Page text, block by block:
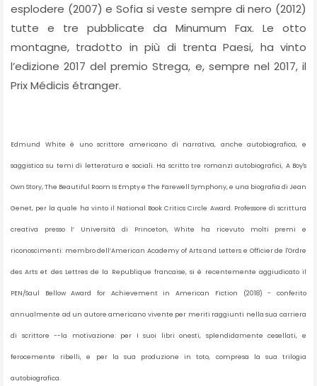
esplodere (2007) e Sofia si veste sempre di nero (2012)
tutte e tre pubblicate da Minumum Fax. Le otto
montagne, tradotto in più di trenta Paesi, ha vinto
l’edizione 2017 del premio Strega, e, sempre nel 2017, il
Prix Médicis étranger.
Edmund White è uno scrittore americano di narrativa, anche autobiografica, e
saggistica su temi di letteratura e sociali. Ha scritto tre romanzi autobiografici, A Boy's
Own Story, The Beautiful Room Is Empty e The Farewell Symphony, e una biografia di Jean
Genet, per la quale ha vinto il National Book Critics Circle Award. Professore di scrittura
creativa presso l’ Università di Princeton, White ha ricevuto molti premi e
riconoscimenti: membro dell’American Academy of Arts and Letters e Officier de l'Ordre
des Arts et des Lettres de la Republique francaise, si è recentemente aggiudicato il
PEN/Saul Bellow Award for Achievement in American Fiction (2018) - conferito
annualmente ad un autore americano vivente per meriti raggiunti nella sua carriera
di scrittore --la motivazione: per I suoi libri onesti, splendidamente cesellati, e
ferocemente ribelli, e per la sua produzione in toto, compresa la sua trilogia
autobiografica.